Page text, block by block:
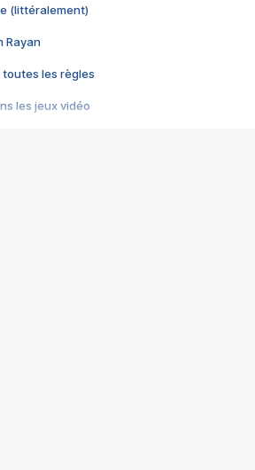
(littéralement)
Rayan
toutes les règles
les jeux vidéo